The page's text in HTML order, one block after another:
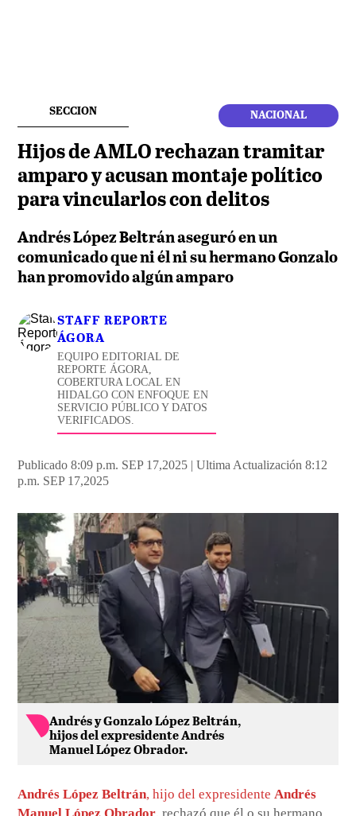
SECCION NACIONAL
Hijos de AMLO rechazan tramitar
amparo y acusan montaje político
para vincularlos con delitos
Andrés López Beltrán aseguró en un
comunicado que ni él ni su hermano Gonzalo
han promovido algún amparo
STAFF REPORTE
ÁGORA
EQUIPO EDITORIAL DE
REPORTE ÁGORA,
COBERTURA LOCAL EN
HIDALGO CON ENFOQUE EN
SERVICIO PÚBLICO Y DATOS
VERIFICADOS.
Publicado 8:09 p.m. SEP 17,2025 | Ultima Actualización 8:12
p.m. SEP 17,2025
Andrés y Gonzalo López Beltrán,
hijos del expresidente Andrés
Manuel López Obrador.
Andrés López Beltrán, hijo del expresidenteAndrés